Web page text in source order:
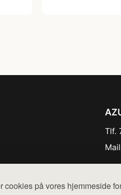
cookies på vores hjemmeside
Tlf.